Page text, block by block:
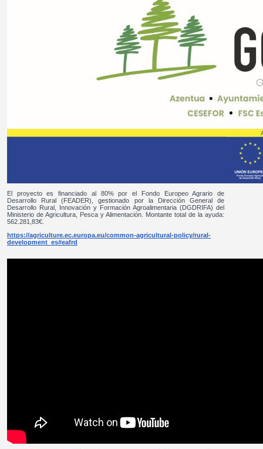
El proyecto es financiado al 80% por el Fondo Europeo Agrario de
Desarrollo Rural (FEADER), gestionado por la Dirección General de
Desarrollo Rural, Innovación y Formación Agroalimentaria (DGDRIFA) del
Ministerio de Agricultura, Pesca y Alimentación. Montante total de la ayuda:
562.281,83€.
https://agriculture.ec.europa.eu/common-agricultural-policy/rural-
development_es#eafrd